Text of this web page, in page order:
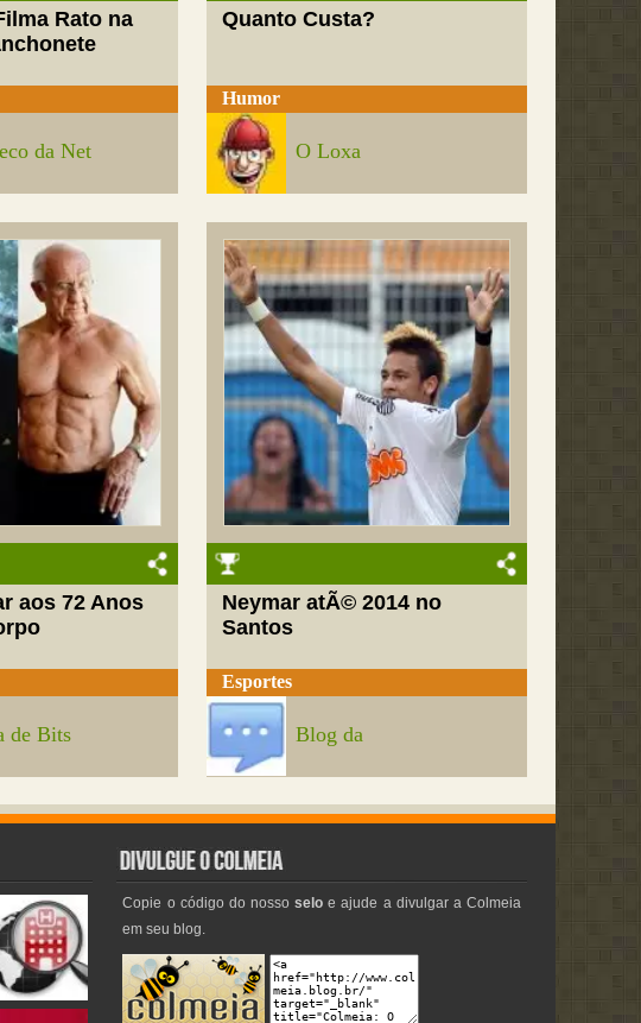
Rato na
da Net
Quanto Custa?
Humor
O Loxa
aos 72 Anos
de Bits
Neymar atÃ© 2014 no
Santos
Esportes
Blog da
Copie o código do nossoselo e ajude a divulgar a Colmeia
em seu blog.